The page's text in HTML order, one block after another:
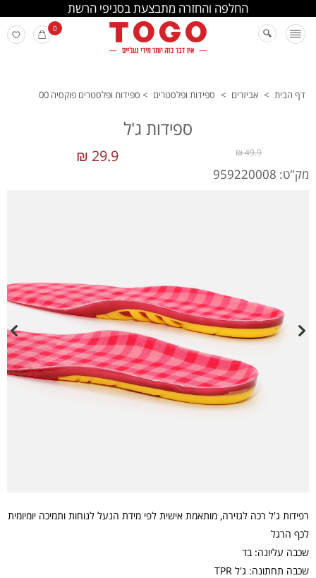
החלפה והחזרה מתבצעת בסניפי הרשת
0
דף הבית > אביזרים > ספידות ופלסטרים > ספידות ופלסטרים פוקסיה 00
ספידות ג'ל
29.9 ₪ 49.9 ₪
מק"ט: 959220008
רפידות ג'ל רכה לגזירה, מותאמת אישית לפי מידת הנעל לנוחות ותמיכה יומיומית
לכף הרגל
שכבה עליונה: בד
שכבה תחתונה: ג'ל TPR